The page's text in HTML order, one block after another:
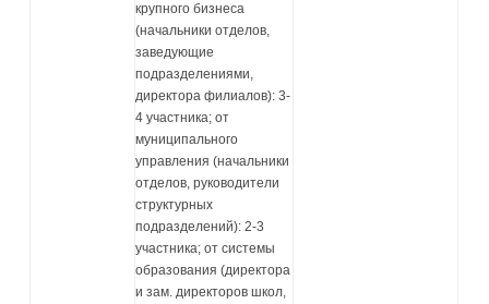
крупного бизнеса
(начальники отделов,
заведующие
подразделениями,
директора филиалов): 3-
4 участника; от
муниципального
управления (начальники
отделов, руководители
структурных
подразделений): 2-3
участника; от системы
образования (директора
и зам. директоров школ,